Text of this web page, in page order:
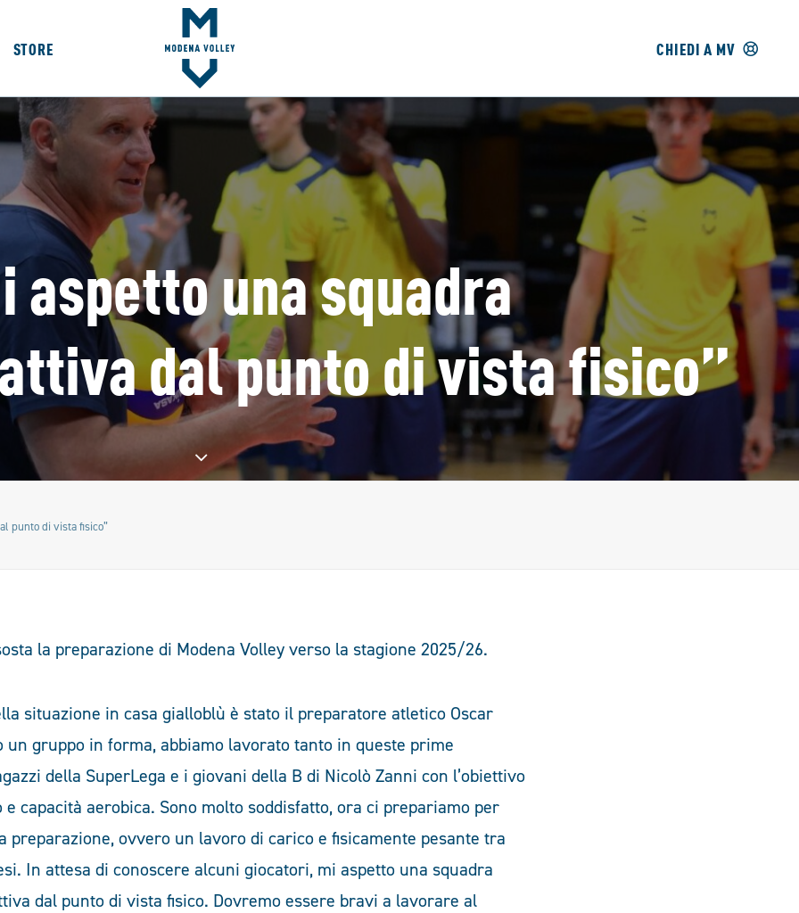
CHIEDI A MV
STORE
aspetto una squadra
dal punto di vista fisico”
punto di vista fisico”
la preparazione di Modena Volley verso la stagione 2025/26.
situazione in casa gialloblù è stato il preparatore atletico Oscar
un gruppo in forma, abbiamo lavorato tanto in queste prime
della SuperLega e i giovani della B di Nicolò Zanni con l’obiettivo
capacità aerobica. Sono molto soddisfatto, ora ci prepariamo per
preparazione, ovvero un lavoro di carico e fisicamente pesante tra
In attesa di conoscere alcuni giocatori, mi aspetto una squadra
dal punto di vista fisico. Dovremo essere bravi a lavorare al